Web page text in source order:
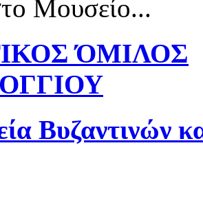
Μουσείο...
ΌΜΙΛΟΣ
Βυζαντινών